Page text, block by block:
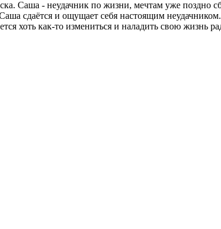
Саша - неудачник по жизни, мечтам уже поздно
сдаётся и ощущает себя настоящим
хоть как-то измениться и наладить свою жизнь